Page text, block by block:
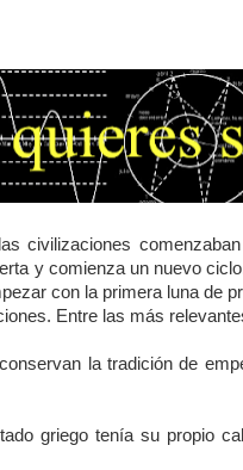
civilizaciones
y comienza un nuevo
con la primera luna de
Entre las más
la tradición de
griego tenía su propio